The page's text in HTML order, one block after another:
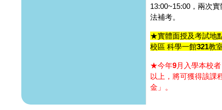
13:00~15:00，兩次
法補考。
★實體面授及考試地
校區 科學一館321教
★今年9月入學本校
以上，將可獲得該課
金」。